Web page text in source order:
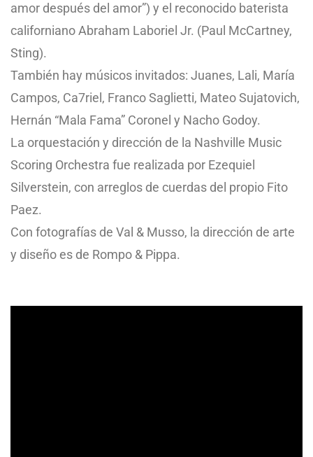
amor después del amor”) y el reconocido baterista
californiano Abraham Laboriel Jr. (Paul McCartney,
Sting).
También hay músicos invitados: Juanes, Lali, María
Campos, Ca7riel, Franco Saglietti, Mateo Sujatovich,
Hernán “Mala Fama” Coronel y Nacho Godoy.
La orquestación y dirección de la Nashville Music
Scoring Orchestra fue realizada por Ezequiel
Silverstein, con arreglos de cuerdas del propio Fito
Paez.
Con fotografías de Val & Musso, la dirección de arte
y diseño es de Rompo & Pippa.